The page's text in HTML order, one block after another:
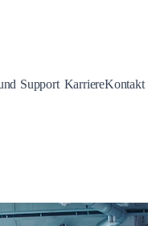
SupportToggle Dropdown
KarriereKontakt